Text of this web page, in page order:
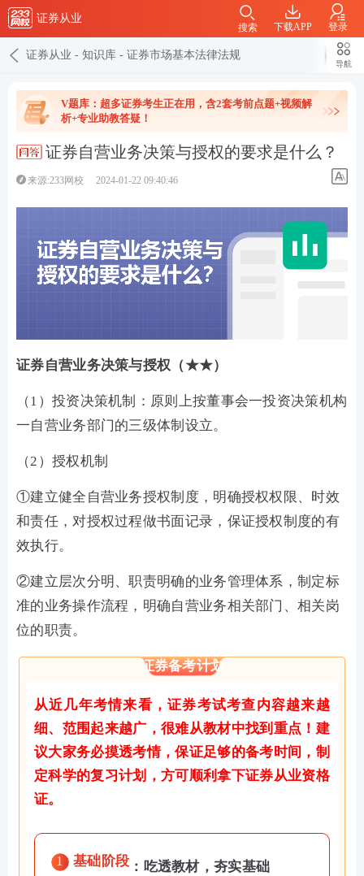
证券从业
下载APP 登录
搜索
证券从业 - 知识库 - 证券市场基本法律法规
导航
V题库：超多证券考生正在用，含2套考前点题+视频解
析+专业助教答疑！
证券自营业务决策与授权的要求是什么？
来源:233网校 2024-01-22 09:40:46
证券自营业务决策与授权 （★★）
（1）投资决策机制
：原则上按董事会一投资决策机构
一自营业务部门的三级体制设立。
（2）授权机制
①建立健全自营业务授权制度，明确授权权限、时效
和责任，对授权过程做书面记录，保证授权制度的有
效执行。
②建立层次分明、职责明确的业务管理体系，制定标
准的业务操作流程，明确自营业务相关部门、相关岗
位的职责。
证券备考计划
从近几年考情来看，证券考试考查内容越来越
细、范围起来越广，很难从教材中找到重点！建
议大家务必摸透考情，保证足够的备考时间，制
定科学的复习计划，方可顺利拿下证券从业资格
证。
1 基础阶段：吃透教材，夯实基础